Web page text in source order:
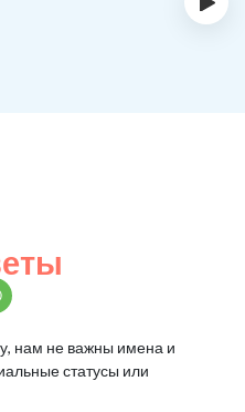
нам не важны имена и
статусы или